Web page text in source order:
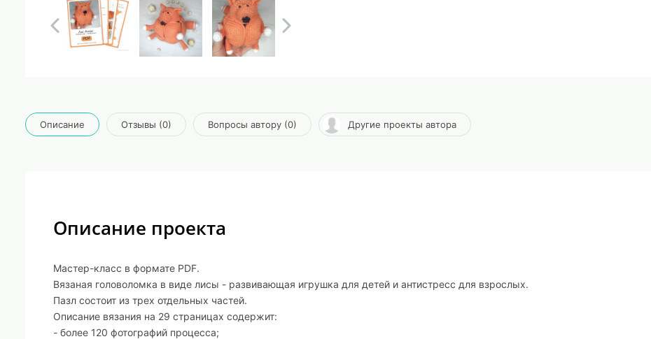
Описание Отзывы (0) Вопросы автору (0) Другие проекты автора
Описание проекта
Мастер-класс в формате PDF.
Вязаная головоломка в виде лисы - развивающая игрушка для детей и антистресс для взрослых.
Пазл состоит из трех отдельных частей.
Описание вязания на 29 страницах содержит:
- более 120 фотографий процесса;